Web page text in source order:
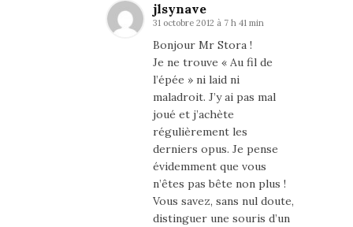
jlsynave
31 octobre 2012 à 7 h 41 min
Bonjour Mr Stora !
Je ne trouve « Au fil de
l’épée » ni laid ni
maladroit. J’y ai pas mal
joué et j’achète
régulièrement les
derniers opus. Je pense
évidemment que vous
n’êtes pas bête non plus !
Vous savez, sans nul doute,
distinguer une souris d’un